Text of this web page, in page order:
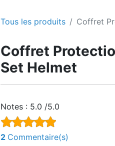
Tous les produits Coffret
Coffret
Set Helmet
Notes : 5.0 /5.0
2 Commentaire(s)